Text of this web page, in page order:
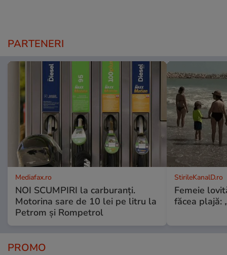
PARTENERI
Mediafax.ro
NOI SCUMPIRI la carburanți.
Motorina sare de 10 lei pe litru la
Petrom și Rompetrol
StirileKanalD.ro
Femeie
făcea plajă:
PROMO